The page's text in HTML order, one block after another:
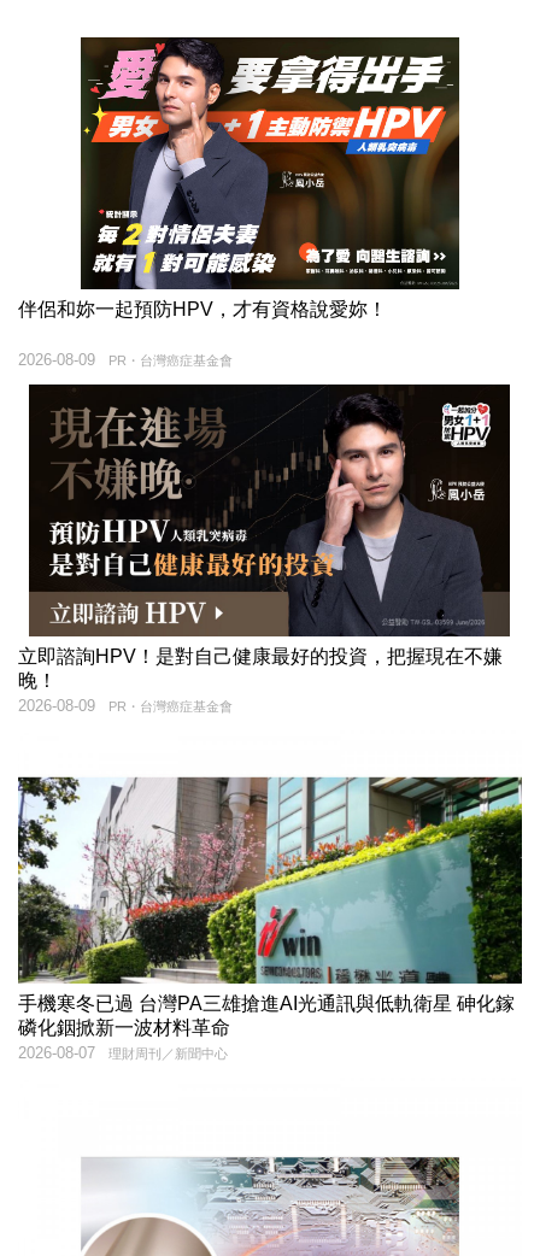
伴侶和妳一起預防HPV，才有資格說愛妳！
PR・台灣癌症基金會
2026-08-09
立即諮詢HPV！是對自己健康最好的投資，把握現在不嫌
晚！
PR・台灣癌症基金會
2026-08-09
手機寒冬已過 台灣PA三雄搶進AI光通訊與低軌衛星 砷化鎵
磷化銦掀新一波材料革命
理財周刊／新聞中心
2026-08-07